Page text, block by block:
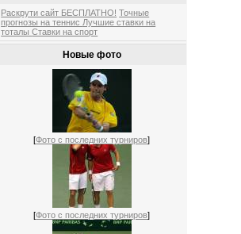
Раскрути сайт БЕСПЛАТНО! Точные
прогнозы на теннис Лучшие ставки на
тоталыСтавки на спорт
Новые фото
[Фото с последних турниров]
[Фото с последних турниров]